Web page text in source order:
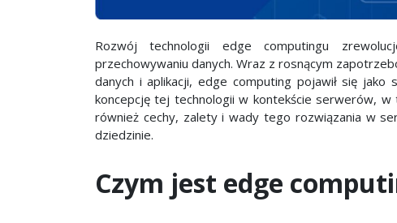
Rozwój technologii edge computingu
przechowywaniu danych. Wraz z rosnącym
danych i aplikacji, edge computing pojawił się
koncepcję tej technologii w kontekście serwerów,
również cechy, zalety i wady tego rozwiązania w
dziedzinie.
Czym jest edge